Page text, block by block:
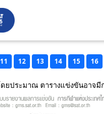
11 12 13 14 15 16
ดยประมาณ ตารางแข่งขันอาจมี